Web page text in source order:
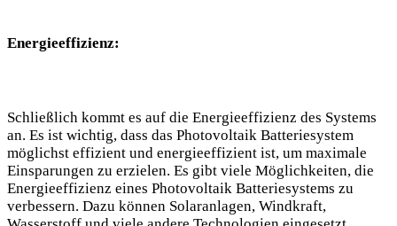
Energieeffizienz:
Schließlich kommt es auf die Energieeffizienz des Systems
an. Es ist wichtig, dass das Photovoltaik Batteriesystem
möglichst effizient und energieeffizient ist, um maximale
Einsparungen zu erzielen. Es gibt viele Möglichkeiten, die
Energieeffizienz eines Photovoltaik Batteriesystems zu
verbessern. Dazu können Solaranlagen, Windkraft,